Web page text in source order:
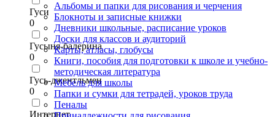
Гуси
0
Гусыня-балерина
0
Гусь-джентльмен
0
Интернет
Альбомы и папки для рисования и черчения
Блокноты и записные книжки
Дневники школьные, расписание уроков
Доски для классов и аудиторий
Карты, атласы, глобусы
Книги, пособия для подготовки к школе и учебно-
методическая литература
Мебель для школы
Папки и сумки для тетрадей, уроков труда
Пеналы